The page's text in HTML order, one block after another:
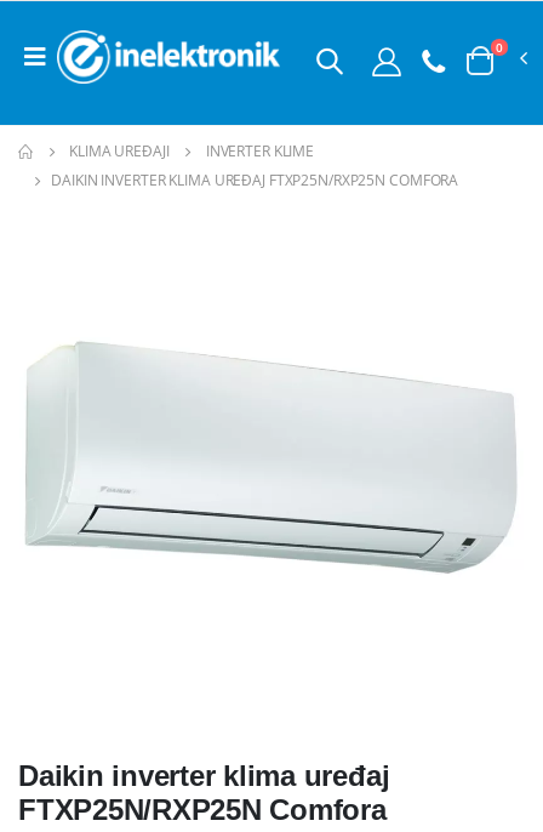
0
KLIMA UREĐAJI
INVERTER KLIME
DAIKIN INVERTER KLIMA UREĐAJ FTXP25N/RXP25N COMFORA
Daikin inverter klima uređaj
FTXP25N/RXP25N Comfora